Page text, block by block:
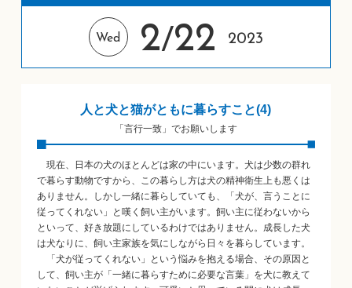
Wed 2/22 2023
人と犬と猫がともに暮らすこと(4)
「言行一致」でお願いします
現在、日本の犬のほとんどは家の中にいます。犬は少数の群れ
で暮らす動物ですから、この暮らし方は犬の精神衛生上も悪くは
ありません。しかし一緒に暮らしていても、「犬が、言うことに
従ってくれない」と嘆く飼い主がいます。飼い主に従わないから
といって、好き放題にしているわけではありません。成長した犬
は犬なりに、飼い主家族を気にしながら日々を暮らしています。
「犬が従ってくれない」という悩みを抱える場合、その原因と
して、飼い主が「一緒に暮らすために必要な言葉」を犬に教えて